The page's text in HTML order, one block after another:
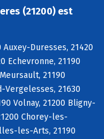
(21200) est
Duresses, 21420
Echevronne, 21190
21190
Vergelesses, 21630
Volnay, 21200 Bligny-
Chorey-les-
les-Arts, 21190